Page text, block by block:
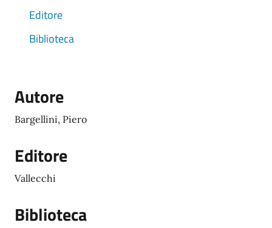
Editore
Biblioteca
Autore
Bargellini, Piero
Editore
Vallecchi
Biblioteca